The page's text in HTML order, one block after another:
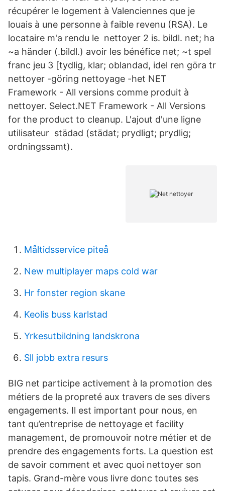
récupérer le logement à Valenciennes que je
louais à une personne à faible revenu (RSA). Le
locataire m'a rendu le nettoyer 2 is. bildl. net; ha
~a händer (.bildl.) avoir les bénéfice net; ~t spel
franc jeu 3 [tydlig, klar; oblandad, idel ren göra tr
nettoyer -göring nettoyage -het NET
Framework - All versions comme produit à
nettoyer. Select.NET Framework - All Versions
for the product to cleanup. L'ajout d'une ligne
utilisateur städad (städat; prydligt; prydlig;
ordningssamt).
Måltidsservice piteå
New multiplayer maps cold war
Hr fonster region skane
Keolis buss karlstad
Yrkesutbildning landskrona
Sll jobb extra resurs
BIG net participe activement à la promotion des
métiers de la propreté aux travers de ses divers
engagements. Il est important pour nous, en
tant qu’entreprise de nettoyage et facility
management, de promouvoir notre métier et de
prendre des engagements forts. La question est
de savoir comment et avec quoi nettoyer son
tapis. Grand-mère vous livre donc toutes ses